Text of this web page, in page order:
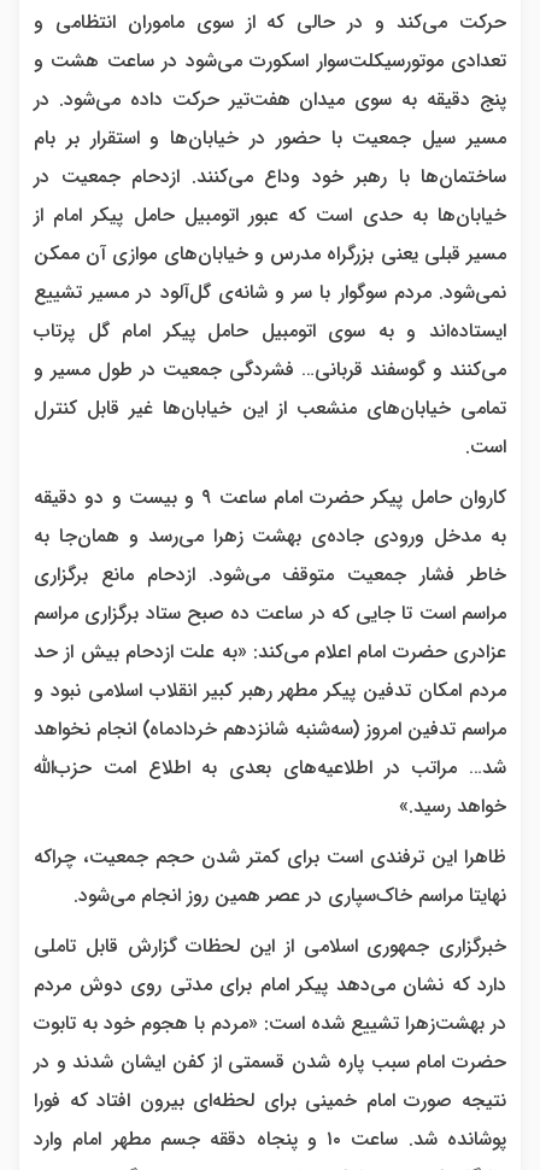
حرکت می‌کند و در حالی که از سوی ماموران انتظامی و
تعدادی موتورسیکلت‌سوار اسکورت می‌شود در ساعت هشت و
پنج دقیقه به سوی میدان هفت‌تیر حرکت داده می‌شود. در
مسیر سیل جمعیت با حضور در خیابان‌ها و استقرار بر بام
ساختمان‌ها با رهبر خود وداع می‌کنند. ازدحام جمعیت در
خیابان‌ها به حدی است که عبور اتومبیل حامل پیکر امام از
مسیر قبلی یعنی بزرگراه مدرس و خیابان‌های موازی آن ممکن
نمی‌شود. مردم سوگوار با سر و شانه‌ی گل‌آلود در مسیر تشییع
ایستاده‌اند و به سوی اتومبیل حامل پیکر امام گل پرتاب
می‌کنند و گوسفند قربانی… فشردگی جمعیت در طول مسیر و
تمامی خیابان‌های منشعب از این خیابان‌ها غیر قابل کنترل
است.
کاروان حامل پیکر حضرت امام ساعت ۹ و بیست و دو دقیقه
به مدخل ورودی جاده‌ی بهشت زهرا می‌رسد و همان‌جا به
خاطر فشار جمعیت متوقف می‌شود. ازدحام مانع برگزاری
مراسم است تا جایی که در ساعت ده صبح ستاد برگزاری مراسم
عزادری حضرت امام اعلام می‌کند: «به علت ازدحام بیش از حد
مردم امکان تدفین پیکر مطهر رهبر کبیر انقلاب اسلامی نبود و
مراسم تدفین امروز (سه‌شنبه شانزدهم خردادماه) انجام نخواهد
شد… مراتب در اطلاعیه‌های بعدی به اطلاع امت حزب‌الله
خواهد رسید.»
ظاهرا این ترفندی است برای کمتر شدن حجم جمعیت، چراکه
نهایتا مراسم خاک‌سپاری در عصر همین روز انجام می‌شود.
خبرگزاری جمهوری اسلامی از این لحظات گزارش قابل تاملی
دارد که نشان می‌دهد پیکر امام برای مدتی روی دوش مردم
در بهشت‌زهرا تشییع شده است: «مردم با هجوم خود به تابوت
حضرت امام سبب پاره شدن قسمتی از کفن ایشان شدند و در
نتیجه صورت امام خمینی برای لحظه‌ای بیرون افتاد که فورا
پوشانده شد. ساعت ۱۰ و پنجاه دققه جسم مطهر امام وارد